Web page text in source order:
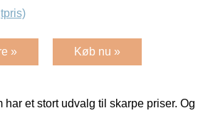
» Køb nu »
har et stort udvalg til skarpe priser. Og